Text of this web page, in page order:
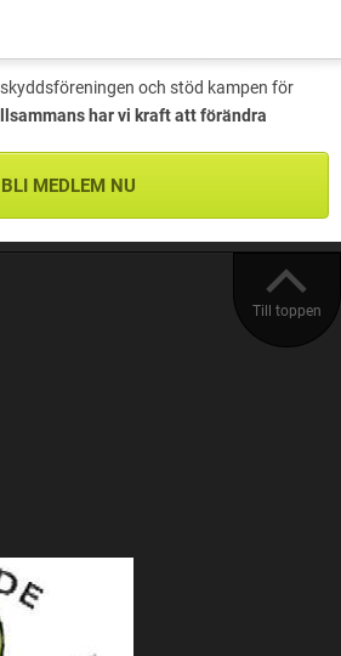
och stöd kampen för
har vi kraft att förändra
BLI MEDLEM NU
Till toppen